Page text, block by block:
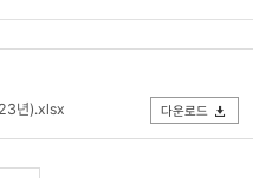
년).xlsx
다운로드